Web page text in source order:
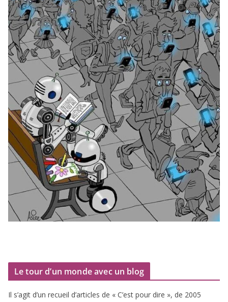
Le tour d’un monde avec un blog
Il s’agit d’un recueil d’ar­ticles de « C’est pour dire », de 2005